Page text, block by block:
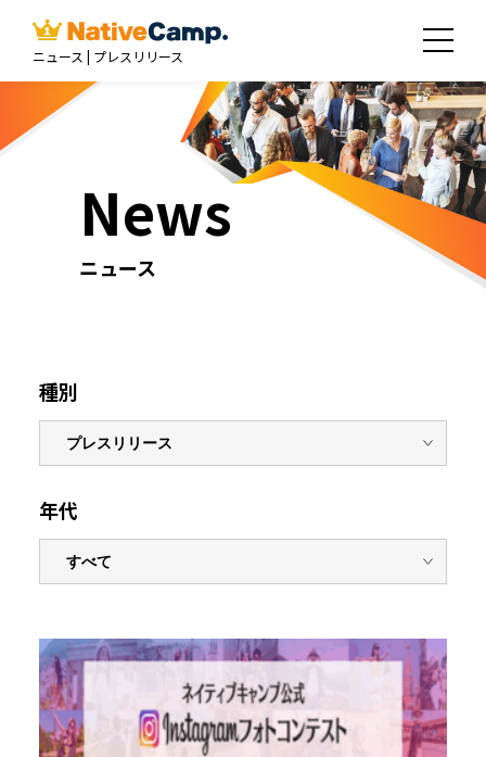
ニュース | プレスリリース
News
ニュース
種別
年代